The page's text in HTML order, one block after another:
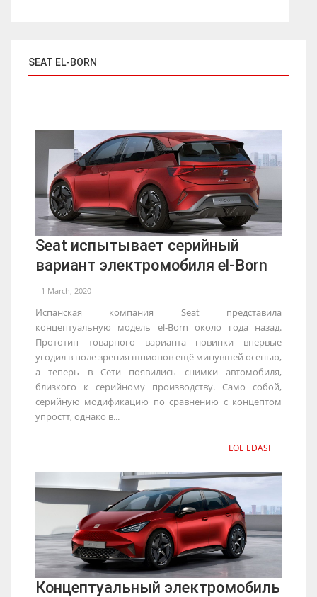
SEAT EL-BORN
Seat испытывает серийный
вариант электромобиля el-Born
1 March, 2020
Испанская компания Seat представила
концептуальную модель el-Born около года назад.
Прототип товарного варианта новинки впервые
угодил в поле зрения шпионов ещё минувшей осенью,
а теперь в Сети появились снимки автомобиля,
близкого к серийному производству. Само собой,
серийную модификацию по сравнению с концептом
упростт, однако в...
LOE EDASI
Концептуальный электромобиль